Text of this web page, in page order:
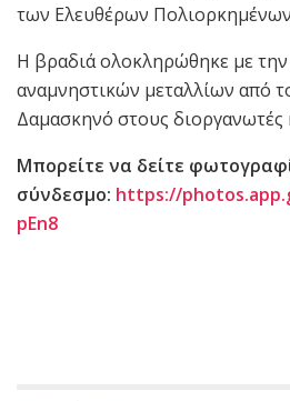
των Ελευθέρων
Η βραδιά ολοκληρώθηκε με
αναμνηστικών μεταλλίων από
Δαμασκηνό στους διοργανωτές
Μπορείτε να δείτε
σύνδεσμο: https://
pEn8